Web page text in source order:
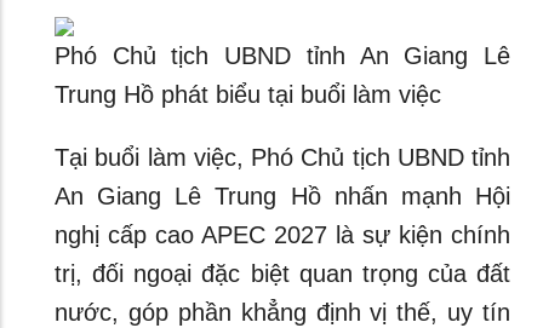
Phó Chủ tịch UBND tỉnh An Giang Lê
Trung Hồ phát biểu tại buổi làm việc
Tại buổi làm việc, Phó Chủ tịch UBND tỉnh
An Giang Lê Trung Hồ nhấn mạnh Hội
nghị cấp cao APEC 2027 là sự kiện chính
trị, đối ngoại đặc biệt quan trọng của đất
nước, góp phần khẳng định vị thế, uy tín